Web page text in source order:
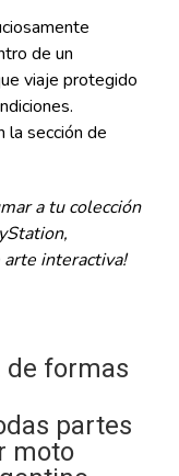
de un
viaje protegido
la sección de
a tu colección
arte interactiva!
formas
partes
moto